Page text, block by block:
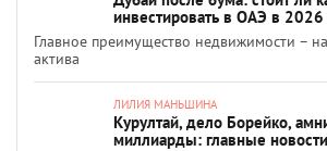
инвестировать в ОАЭ в 2026
Главное преимущество недвижимости –
актива
ЛИЛИЯ МАНЬШИНА
Курултай, дело Борейко,
миллиарды: главные